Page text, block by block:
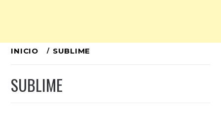
Ir
contenido
INICIO SUBLIME
SUBLIME